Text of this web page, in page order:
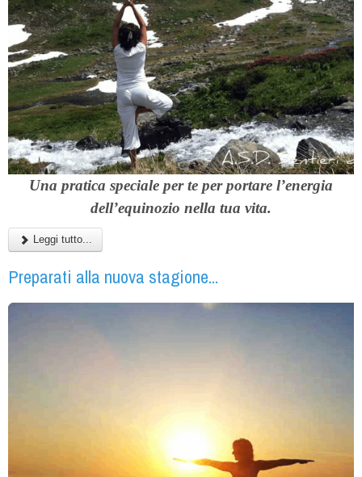
Una pratica speciale per te per portare l’energia
dell’equinozio nella tua vita.
Leggi tutto...
Preparati alla nuova stagione...